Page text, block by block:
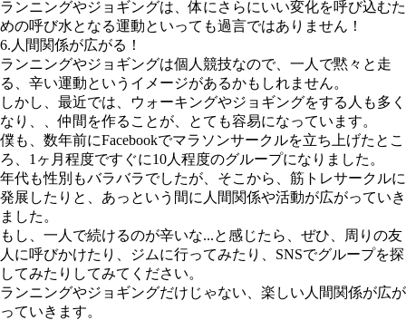
ランニングやジョギングは、体にさらにいい変化を呼び込むた
めの呼び水となる運動といっても過言ではありません！
6.人間関係が広がる！
ランニングやジョギングは個人競技なので、一人で黙々と走
る、辛い運動というイメージがあるかもしれません。
しかし、最近では、ウォーキングやジョギングをする人も多く
なり、、仲間を作ることが、とても容易になっています。
僕も、数年前にFacebookでマラソンサークルを立ち上げたとこ
ろ、1ヶ月程度ですぐに10人程度のグループになりました。
年代も性別もバラバラでしたが、そこから、筋トレサークルに
発展したりと、あっという間に人間関係や活動が広がっていき
ました。
もし、一人で続けるのが辛いな...と感じたら、ぜひ、周りの友
人に呼びかけたり、ジムに行ってみたり、SNSでグループを探
してみたりしてみてください。
ランニングやジョギングだけじゃない、楽しい人間関係が広が
っていきます。